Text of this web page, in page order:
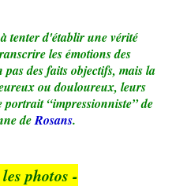
tenter d'établir une vérité
les émotions des
des faits objectifs, mais la
ou douloureux, leurs
portrait “impressionniste” de
deRosans.
photos -